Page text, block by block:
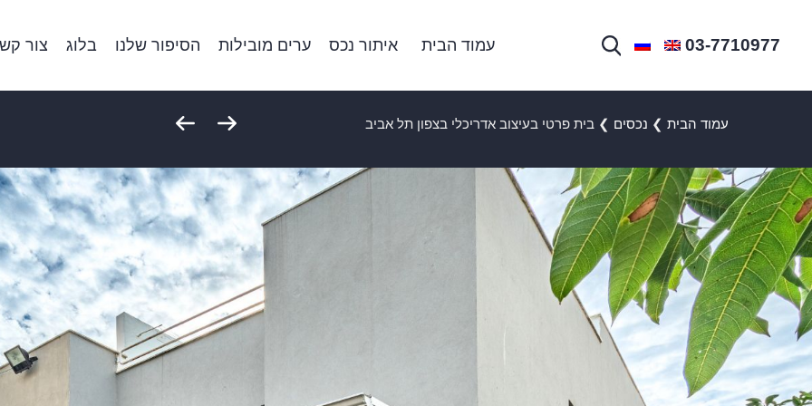
עמוד הבית איתור נכס ערים מובילות הסיפור שלנו בלוג צור 03-7710977
עמוד הבית ❯ נכסים ❯ בית פרטי בעיצוב אדריכלי בצפון תל אביב